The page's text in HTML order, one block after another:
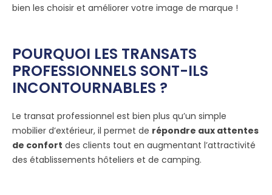
bien les choisir et améliorer votre image de marque !
POURQUOI LES TRANSATS
PROFESSIONNELS SONT-ILS
INCONTOURNABLES ?
Le transat professionnel est bien plus qu’un simple
mobilier d’extérieur, il permet de répondre aux attentes
de confort des clients tout en augmentant l’attractivité
des établissements hôteliers et de camping.